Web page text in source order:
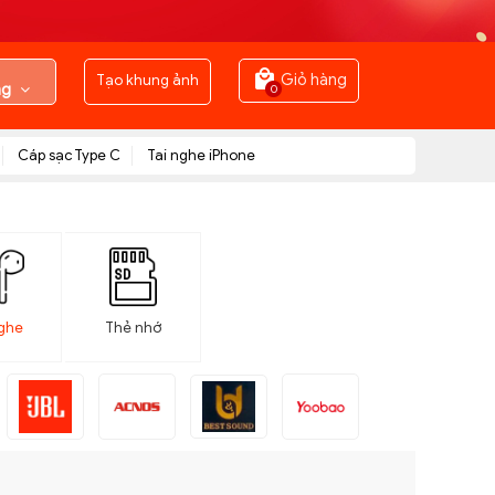
Tạo khung ảnh 0 Giỏ hàng
Cáp sạc Type C Tai nghe iPhone
Thẻ nhớ